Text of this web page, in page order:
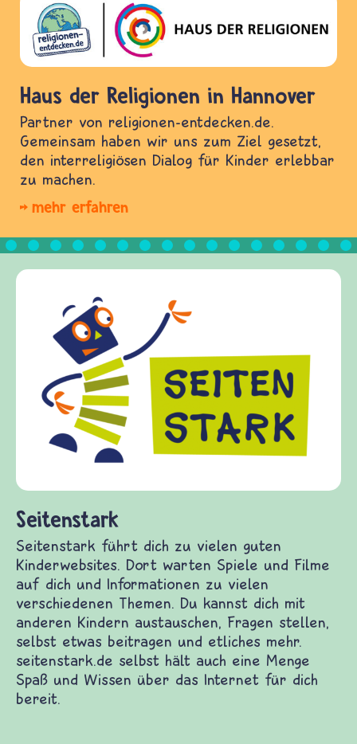
Haus der Religionen in Hannover
Partner von religionen-entdecken.de.
Gemeinsam haben wir uns zum Ziel gesetzt,
den interreligiösen Dialog für Kinder erlebbar
zu machen.
mehr erfahren
Seitenstark
Seitenstark führt dich zu vielen guten
Kinderwebsites. Dort warten Spiele und Filme
auf dich und Informationen zu vielen
verschiedenen Themen. Du kannst dich mit
anderen Kindern austauschen, Fragen stellen,
selbst etwas beitragen und etliches mehr.
seitenstark.de selbst hält auch eine Menge Spaß
und Wissen über das Internet für dich bereit.